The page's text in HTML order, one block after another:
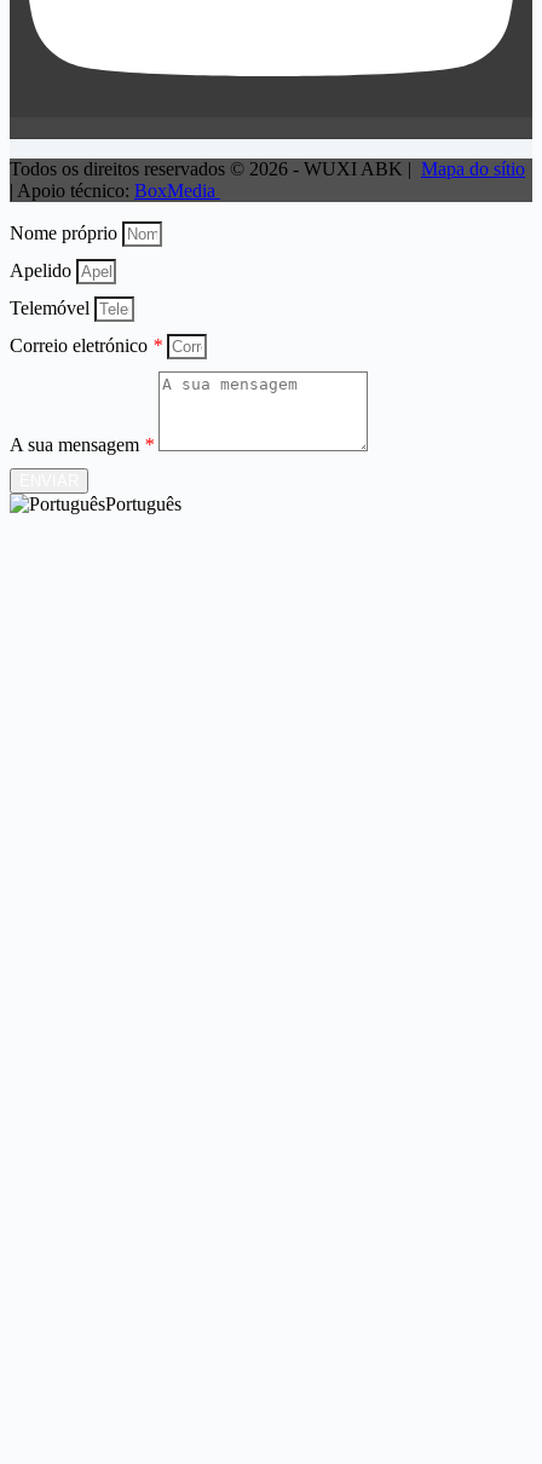
Todos os direitos reservados © 2026 - WUXI ABK | Mapa do sítio
| Apoio técnico: BoxMedia
Nome próprio
Apelido
Telemóvel
Correio eletrónico *
A sua mensagem *
Português